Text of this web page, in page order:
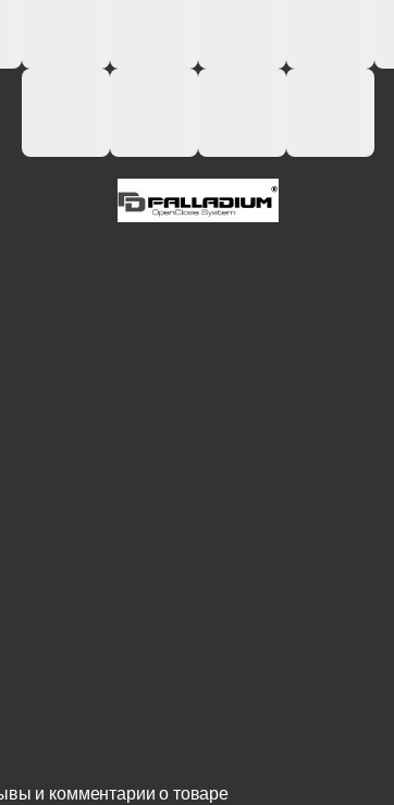
и комментарии о товаре